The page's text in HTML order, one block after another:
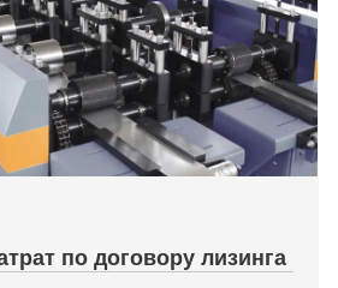
по договору лизинга